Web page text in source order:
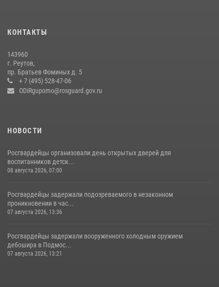
18 июля 2026, 07:03
сотрудников спецподразделений в преодолении полосы
препятствий со стрельбой
14 июля 2026, 15:13
КОНТАКТЫ
143960
г. Реутов,
пр. Братьев Фоминых д. 5
+ 7 (495) 528-47-06
ODiRgupomo@rosguard.gov.ru
НОВОСТИ
Росгвардейцы организовали день открытых дверей для
воспитанников детск...
08 августа 2026, 07:00
Росгвардейцы задержали подозреваемого в незаконном
проникновении в час...
07 августа 2026, 13:36
Росгвардейцы задержали вооруженного холодным оружием
дебошира в Подмос...
07 августа 2026, 13:21